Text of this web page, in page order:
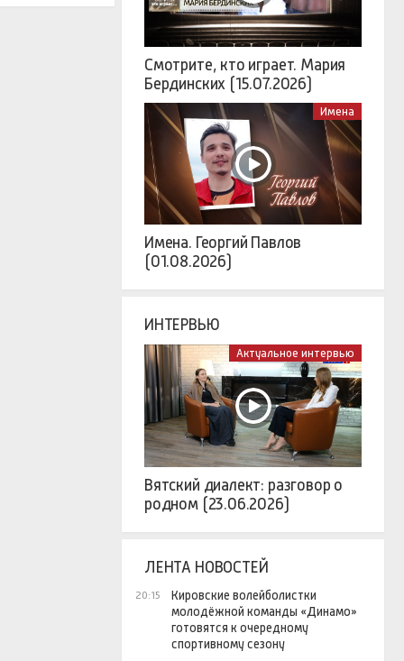
Смотрите, кто играет. Мария
Бердинских (15.07.2026)
Имена
Имена. Георгий Павлов
(01.08.2026)
ИНТЕРВЬЮ
Актуальное интервью
Вятский диалект: разговор о
родном (23.06.2026)
ЛЕНТА НОВОСТЕЙ
20:15
Кировские волейболистки
молодёжной команды «Динамо»
готовятся к очередному
спортивному сезону